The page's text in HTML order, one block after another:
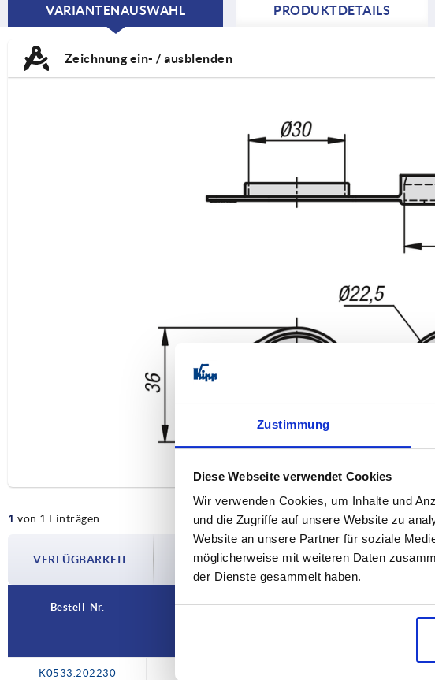
Zustimmung
Diese Webseite verwendet Cookies
Wir verwenden Cookies, um Inhalte und
und die Zugriffe auf unsere Website zu
Website an unsere Partner für soziale
möglicherweise mit weiteren Daten
der Dienste gesammelt haben.
VARIANTENAUSWAHL
CURRENT
PRODUKTDETAILS
Zeichnung ein- / ausblenden
1 von 1 Einträgen
VERFÜGBARKEIT
Die Verfügbarkeiten werden in regelmäßigen
Im finalen Schritt vor Abschluss Ihrer Bestellung
Versanddatum.
Bestell-Nr.
K0533.202230